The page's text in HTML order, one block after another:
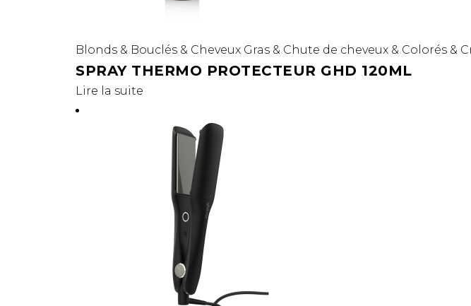
Blonds & Bouclés & Cheveux Gras & Chute de cheveux & Colorés &
SPRAY THERMO PROTECTEUR GHD 120ML
Lire la suite